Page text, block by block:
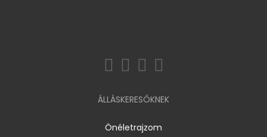
ÁLLÁSKERESŐKNEK
Önéletrajzom